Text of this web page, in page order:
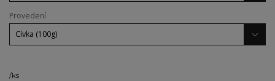
Provedení
/ks